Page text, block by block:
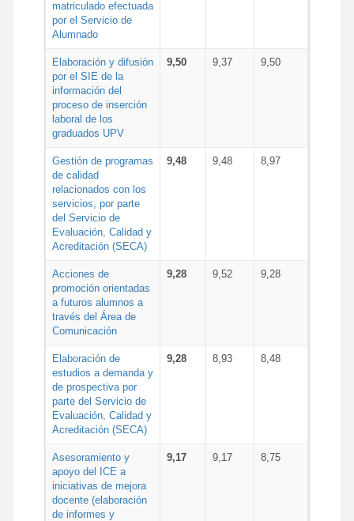
matriculado efectuada
por el Servicio de
Alumnado
Elaboración y difusión
por el SIE de la
información del
proceso de inserción
laboral de los
graduados UPV
9,50 9,37 9,50
Gestión de programas
de calidad
relacionados con los
servicios, por parte
del Servicio de
Evaluación, Calidad y
Acreditación (SECA)
9,48 9,48 8,97
Acciones de
promoción orientadas
a futuros alumnos a
través del Área de
Comunicación
9,28 9,52 9,28
Elaboración de
estudios a demanda y
de prospectiva por
parte del Servicio de
Evaluación, Calidad y
Acreditación (SECA)
9,28 8,93 8,48
Asesoramiento y
apoyo del ICE a
iniciativas de mejora
docente (elaboración
de informes y
9,17 9,17 8,75